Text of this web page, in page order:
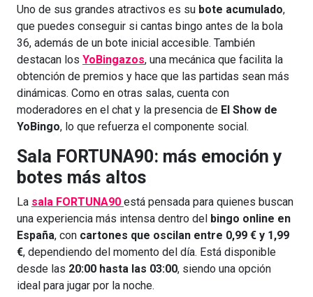
Uno de sus grandes atractivos es su bote acumulado,
que puedes conseguir si cantas bingo antes de la bola
36, además de un bote inicial accesible. También
destacan los YoBingazos, una mecánica que facilita la
obtención de premios y hace que las partidas sean más
dinámicas. Como en otras salas, cuenta con
moderadores en el chat y la presencia de El Show de
YoBingo, lo que refuerza el componente social.
Sala FORTUNA90: más emoción y
botes más altos
La sala FORTUNA90 está pensada para quienes buscan
una experiencia más intensa dentro del bingo online en
España, con cartones que oscilan entre 0,99 € y 1,99
€, dependiendo del momento del día. Está disponible
desde las 20:00 hasta las 03:00, siendo una opción
ideal para jugar por la noche.